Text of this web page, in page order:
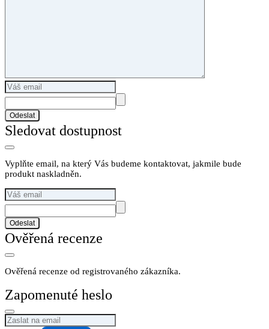
Odeslat
Sledovat dostupnost
Vyplňte email, na který Vás budeme kontaktovat, jakmile bude
produkt naskladněn.
Odeslat
Ověřená recenze
Ověřená recenze od registrovaného zákazníka.
Zapomenuté heslo